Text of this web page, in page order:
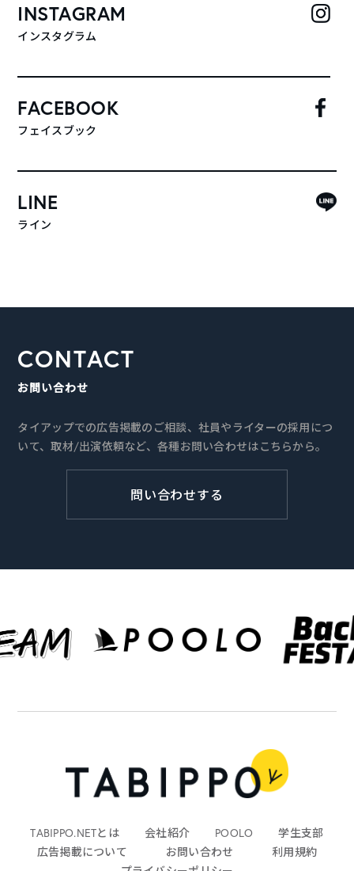
INSTAGRAM
インスタグラム
FACEBOOK
フェイスブック
LINE
ライン
CONTACT
お問い合わせ
タイアップでの広告掲載のご相談、社員やライターの採用につ
いて、取材/出演依頼など、各種お問い合わせはこちらから。
問い合わせする
TABIPPO.NETとは 会社紹介 POOLO
学生支部
広告掲載について
お問い合わせ
利用規約